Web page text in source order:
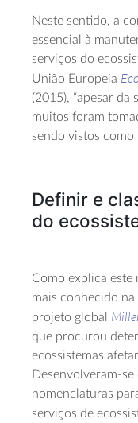
Neste sentido, a
essencial à
serviços do
União Europeia
(2015), “apesar da
muitos foram
sendo vistos como
Definir e
do
Como explica
mais conhecido
projeto global
que procurou
ecossistemas
Desenvolveram-
nomenclaturas
serviços de